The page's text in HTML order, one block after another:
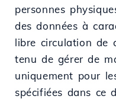
personnes
des données à
libre circulation de
tenu de gérer de
uniquement pour
spécifiées dans ce